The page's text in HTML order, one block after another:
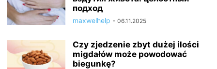
подход
maxwelhelp - 06.11.2025
Czy zjedzenie zbyt dużej ilości
migdałów może powodować
biegunkę?